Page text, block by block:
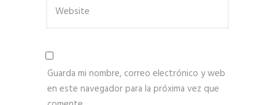
Guarda mi nombre, correo electrónico y web
en este navegador para la próxima vez que